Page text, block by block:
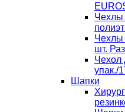
Чехлы
Чехлы
шт.
Чехол
упак./
Шапки